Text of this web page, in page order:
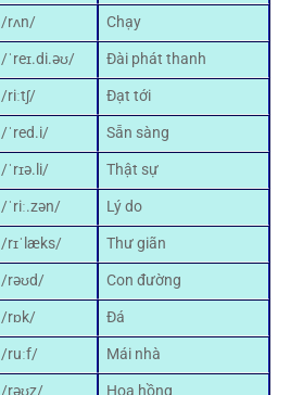
/rʌn/
Chạy
/ˈreɪ.di.əʊ/
Đài phát thanh
/riːtʃ/
Đạt tới
/ˈred.i/
Sẵn sàng
/ˈrɪə.li/
Thật sự
/ˈriː.zən/
Lý do
/rɪˈlæks/
Thư giãn
/rəʊd/
Con đường
/rɒk/
Đá
/ruːf/
Mái nhà
/rəʊz/
Hoa hồng